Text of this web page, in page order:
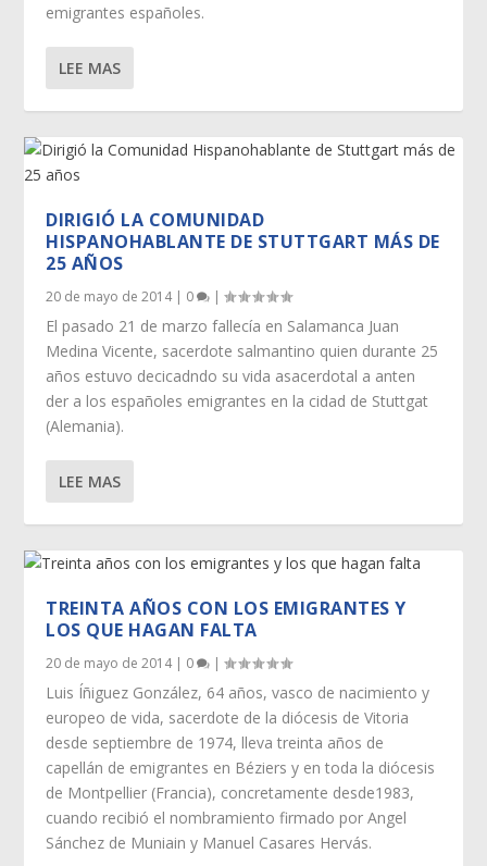
emigrantes españoles.
LEE MAS
DIRIGIÓ LA COMUNIDAD
HISPANOHABLANTE DE STUTTGART MÁS DE
25 AÑOS
20 de mayo de 2014| 0 |
El pasado 21 de marzo fallecía en Salamanca Juan
Medina Vicente, sacerdote salmantino quien durante 25
años estuvo decicadndo su vida asacerdotal a anten
der a los españoles emigrantes en la cidad de Stuttgat
(Alemania).
LEE MAS
TREINTA AÑOS CON LOS EMIGRANTES Y
LOS QUE HAGAN FALTA
20 de mayo de 2014| 0 |
Luis Íñiguez González, 64 años, vasco de nacimiento y
europeo de vida, sacerdote de la diócesis de Vitoria
desde septiembre de 1974, lleva treinta años de
capellán de emigrantes en Béziers y en toda la diócesis
de Montpellier (Francia), concretamente desde1983,
cuando recibió el nombramiento firmado por Angel
Sánchez de Muniain y Manuel Casares Hervás.